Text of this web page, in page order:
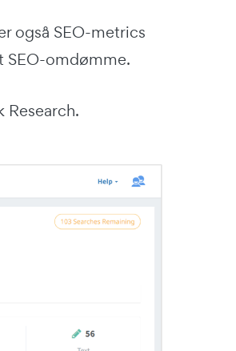
også SEO-metrics
SEO-omdømme.
Research.